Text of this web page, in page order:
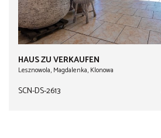
HAUS ZU VERKAUFEN
Lesznowola, Magdalenka, Klonowa
SCN-DS-2613